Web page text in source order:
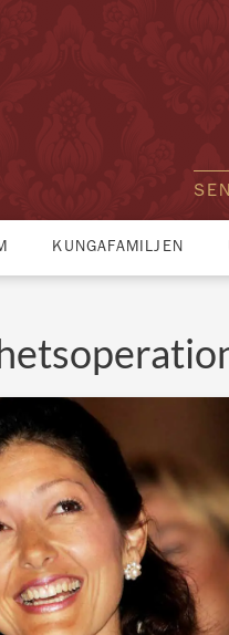
KUNGAFAMILJEN